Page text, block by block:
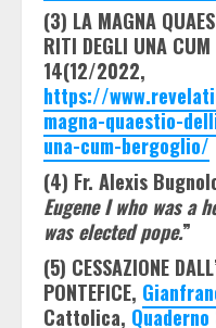
(3) LA MAGNA
RITI DEGLI UNA
14(12/2022,
https://
magna-quaestio-
una-cum-bergoglio/
(4) Fr. Alexis
Eugene I who was a
was elected pope.”
(5) CESSAZIONE
PONTEFICE,
Cattolica,